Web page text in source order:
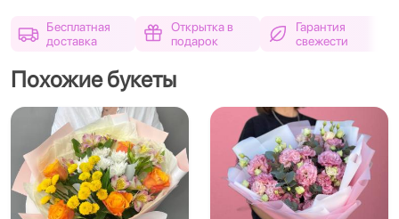
Бесплатная
доставка
Открытка в
подарок
Гарантия
свежести
Похожие букеты